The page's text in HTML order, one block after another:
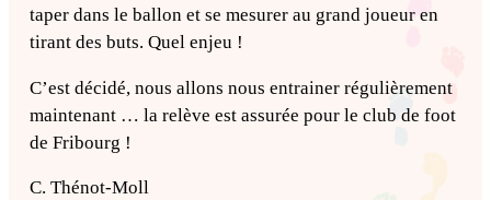
taper dans le ballon et se mesurer au grand joueur en
tirant des buts. Quel enjeu !
C’est décidé, nous allons nous entrainer régulièrement
maintenant … la relève est assurée pour le club de foot
de Fribourg !
C. Thénot-Moll